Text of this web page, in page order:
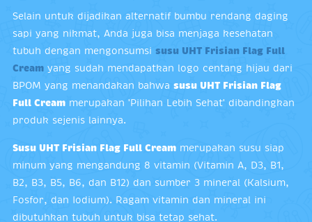
Selain untuk dijadikan alternatif bumbu rendang daging
sapi yang nikmat, Anda juga bisa menjaga kesehatan
tubuh dengan mengonsumsi susu UHT Frisian Flag Full
Cream yang sudah mendapatkan logo centang hijau dari
BPOM yang menandakan bahwa susu UHT Frisian Flag
Full Cream merupakan 'Pilihan Lebih Sehat' dibandingkan
produk sejenis lainnya.
Susu UHT Frisian Flag Full Cream merupakan susu siap
minum yang mengandung 8 vitamin (Vitamin A, D3, B1,
B2, B3, B5, B6, dan B12) dan sumber 3 mineral (Kalsium,
Fosfor, dan Iodium). Ragam vitamin dan mineral ini
dibutuhkan tubuh untuk bisa tetap sehat.